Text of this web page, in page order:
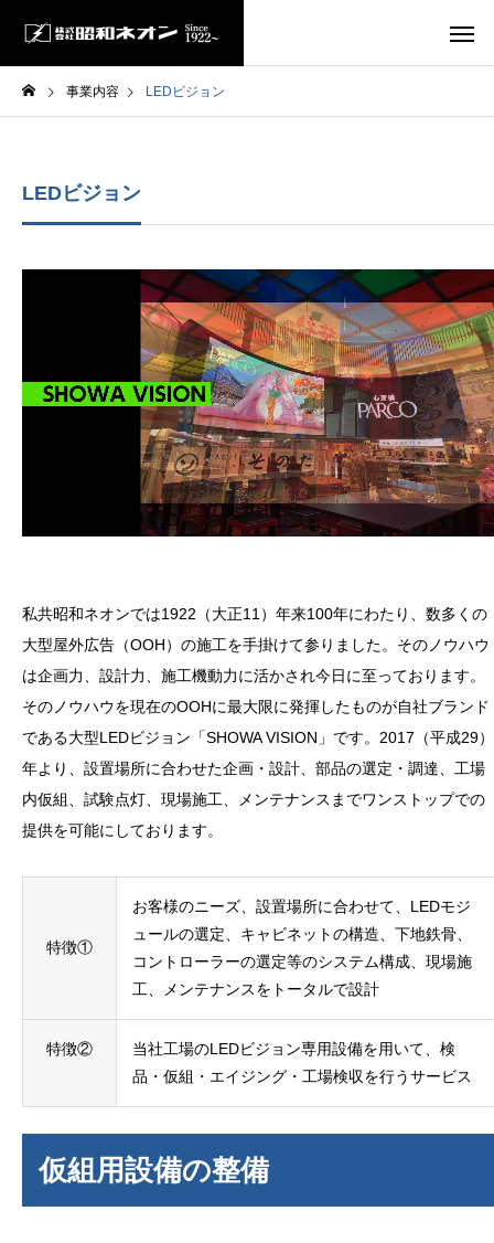
事業内容 LEDビジョン
LEDビジョン
私共昭和ネオンでは1922（大正11）年来100年にわたり、数多くの
大型屋外広告（OOH）の施工を手掛けて参りました。そのノウハウ
は企画力、設計力、施工機動力に活かされ今日に至っております。
そのノウハウを現在のOOHに最大限に発揮したものが自社ブランド
である大型LEDビジョン「SHOWA VISION」です。2017（平成29）
年より、設置場所に合わせた企画・設計、部品の選定・調達、工場
内仮組、試験点灯、現場施工、メンテナンスまでワンストップでの
提供を可能にしております。
特徴①
お客様のニーズ、設置場所に合わせて、LEDモジ
ュールの選定、キャビネットの構造、下地鉄骨、
コントローラーの選定等のシステム構成、現場施
工、メンテナンスをトータルで設計
特徴②
当社工場のLEDビジョン専用設備を用いて、検
品・仮組・エイジング・工場検収を行うサービス
仮組用設備の整備